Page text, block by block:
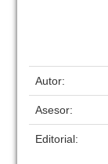
Autor:
Asesor:
Editorial: